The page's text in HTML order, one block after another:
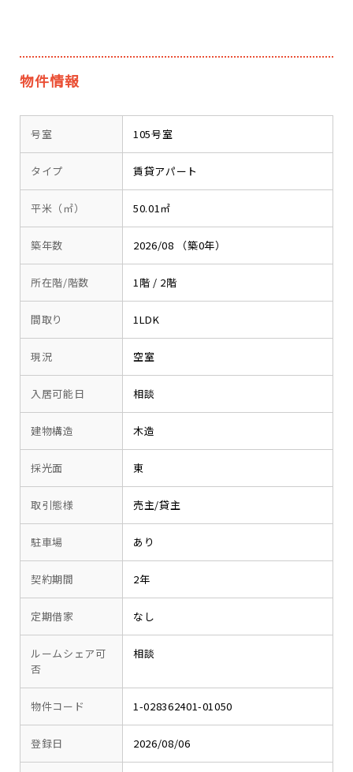
物件情報
号室 105号室
タイプ 賃貸アパート
平米（㎡） 50.01㎡
築年数 2026/08 （築0年）
所在階/階数 1階 / 2階
間取り 1LDK
現況 空室
入居可能日 相談
建物構造 木造
採光面 東
取引態様 売主/貸主
駐車場 あり
契約期間 2年
定期借家 なし
ルームシェア可
否
相談
物件コード 1-028362401-01050
登録日 2026/08/06